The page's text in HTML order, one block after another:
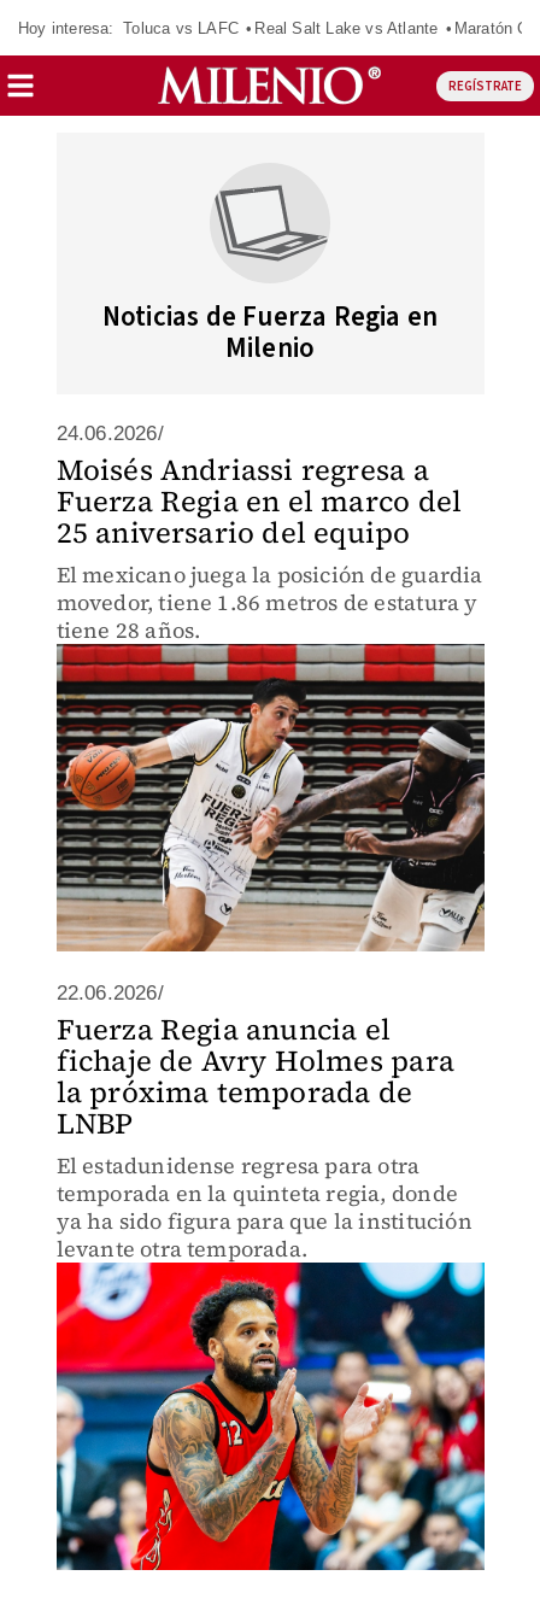
Hoy interesa: Toluca vs LAFC Real Salt Lake vs Atlante Maratón
REGÍSTRATE
Noticias de Fuerza Regia en
Milenio
24.06.2026/
Moisés Andriassi regresa a
Fuerza Regia en el marco del
25 aniversario del equipo
El mexicano juega la posición de guardia
movedor, tiene 1.86 metros de estatura y
tiene 28 años.
22.06.2026/
Fuerza Regia anuncia el
fichaje de Avry Holmes para
la próxima temporada de
LNBP
El estadunidense regresa para otra
temporada en la quinteta regia, donde
ya ha sido figura para que la institución
levante otra temporada.